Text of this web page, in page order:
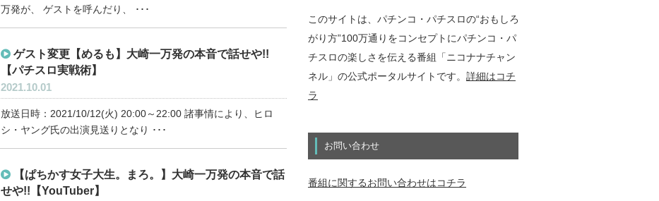
万発が、 ゲストを呼んだり、 ･･･
ゲスト変更【めるも】大崎一万発の本音で話せや!!
【パチスロ実戦術】
2021.10.01
放送日時：2021/10/12(火) 20:00～22:00 諸事情により、ヒロ
シ・ヤング氏の出演見送りとなり ･･･
【ぱちかす女子大生。まろ。】大崎一万発の本音で話
せや!!【YouTuber】
このサイトは、パチンコ・パチスロの“おもしろ
がり方”100万通りをコンセプトにパチンコ・パ
チスロの楽しさを伝える番組「ニコナナチャン
ネル」の公式ポータルサイトです。 詳細はコチ
ラ
お問い合わせ
番組に関するお問い合わせはコチラ